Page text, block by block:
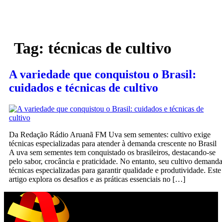
Tag: técnicas de cultivo
A variedade que conquistou o Brasil:
cuidados e técnicas de cultivo
Da Redação Rádio Aruanã FM Uva sem sementes: cultivo exige
técnicas especializadas para atender à demanda crescente no Brasil
A uva sem sementes tem conquistado os brasileiros, destacando-se
pelo sabor, crocância e praticidade. No entanto, seu cultivo demanda
técnicas especializadas para garantir qualidade e produtividade. Este
artigo explora os desafios e as práticas essenciais no […]